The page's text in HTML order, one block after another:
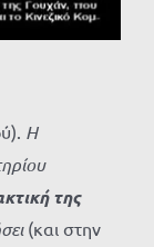
Η
της
(και στην